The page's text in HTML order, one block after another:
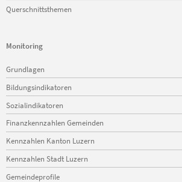
Querschnittsthemen
Monitoring
Navigation
überspringen
Grundlagen
Bildungsindikatoren
Sozialindikatoren
Finanzkennzahlen Gemeinden
Kennzahlen Kanton Luzern
Kennzahlen Stadt Luzern
Gemeindeprofile